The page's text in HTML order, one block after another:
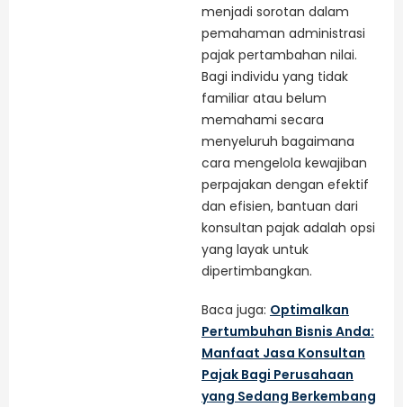
menjadi sorotan dalam
pemahaman administrasi
pajak pertambahan nilai.
Bagi individu yang tidak
familiar atau belum
memahami secara
menyeluruh bagaimana
cara mengelola kewajiban
perpajakan dengan efektif
dan efisien, bantuan dari
konsultan pajak adalah opsi
yang layak untuk
dipertimbangkan.
Baca juga: Optimalkan
Pertumbuhan Bisnis Anda:
Manfaat Jasa Konsultan
Pajak Bagi Perusahaan
yang Sedang Berkembang